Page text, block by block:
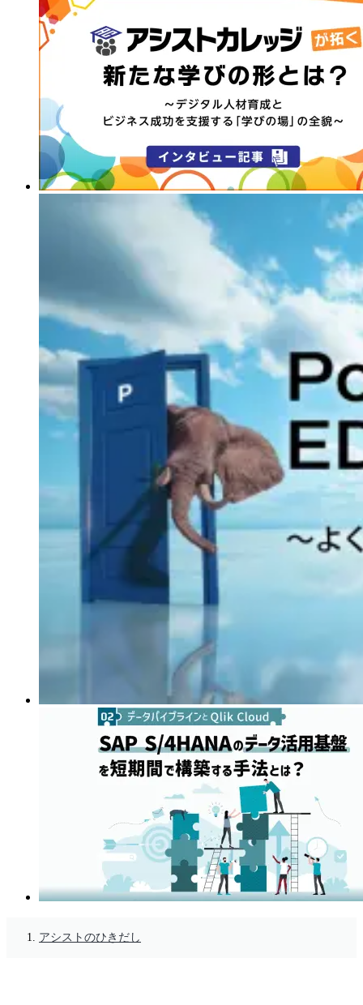
アシストのひきだし